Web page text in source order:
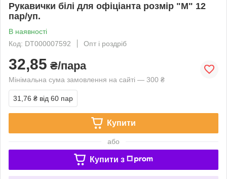
Рукавички білі для офіціанта розмір "М" 12
пар/уп.
В наявності
Код: DT000007592
Опт і роздріб
32,85 ₴/пара
Мінімальна сума замовлення на сайті — 300 ₴
31,76 ₴ від 60 пар
Купити
або
Купити з